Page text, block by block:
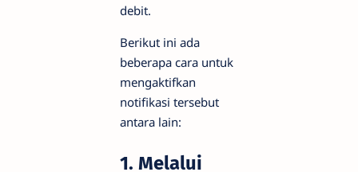
debit.
Berikut ini ada
beberapa cara untuk
mengaktifkan
notifikasi tersebut
antara lain:
1. Melalui